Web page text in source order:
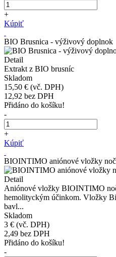
+
Kúpiť
BIO Brusnica - výživový doplnok
Detail
Extrakt z BIO brusníc
Skladom
15,50 € (vč. DPH)
12,92 bez DPH
Přidáno do košíku!
-
+
Kúpiť
BIOINTIMO aniónové vložky
Detail
Aniónové vložky BIOINTIMO
hemolityckým účinkom. Vložky
bavl...
Skladom
3 € (vč. DPH)
2,49 bez DPH
Přidáno do košíku!
-